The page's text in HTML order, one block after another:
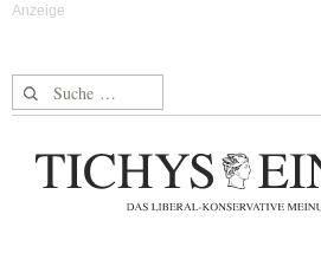
Suche nach: